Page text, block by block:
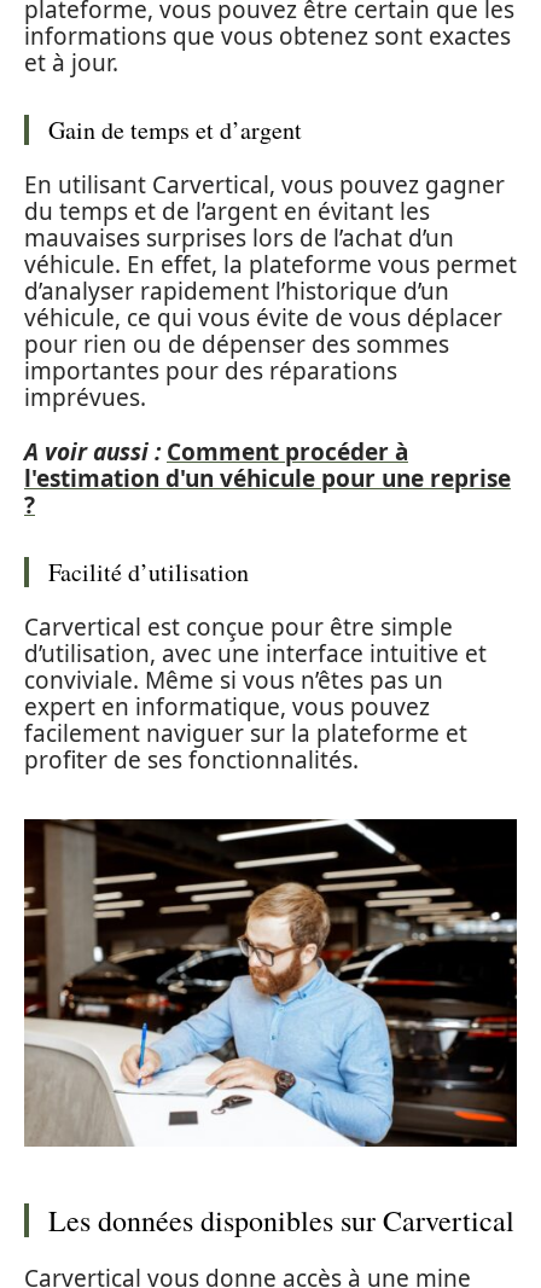
plateforme, vous pouvez être certain que les
informations que vous obtenez sont exactes
et à jour.
Gain de temps et d’argent
En utilisant Carvertical, vous pouvez gagner
du temps et de l’argent en évitant les
mauvaises surprises lors de l’achat d’un
véhicule. En effet, la plateforme vous permet
d’analyser rapidement l’historique d’un
véhicule, ce qui vous évite de vous déplacer
pour rien ou de dépenser des sommes
importantes pour des réparations
imprévues.
A voir aussi : Comment procéder à
l'estimation d'un véhicule pour une reprise
?
Facilité d’utilisation
Carvertical est conçue pour être simple
d’utilisation, avec une interface intuitive et
conviviale. Même si vous n’êtes pas un
expert en informatique, vous pouvez
facilement naviguer sur la plateforme et
profiter de ses fonctionnalités.
Les données disponibles sur Carvertical
Carvertical vous donne accès à une mine